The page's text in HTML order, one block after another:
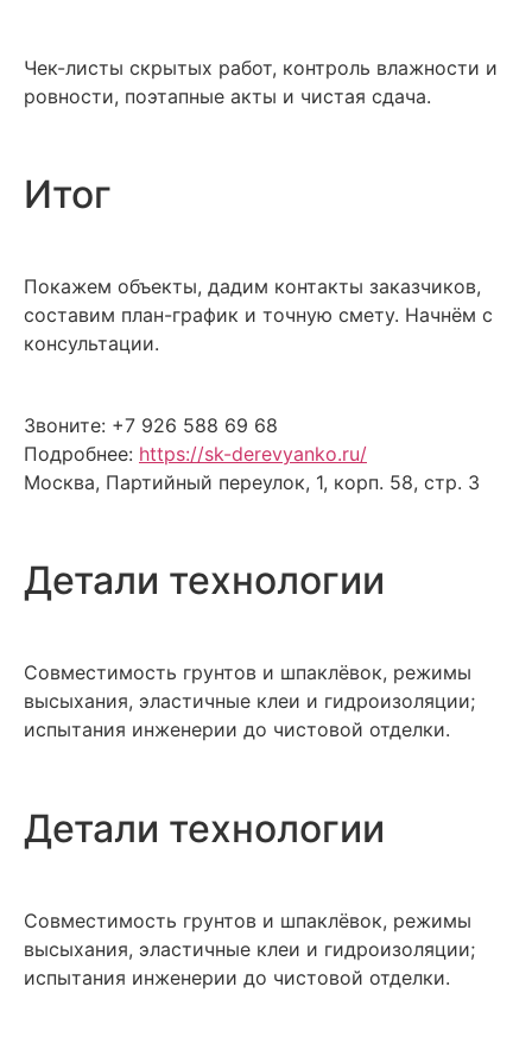
Чек-листы скрытых работ, контроль влажности и
ровности, поэтапные акты и чистая сдача.
Итог
Покажем объекты, дадим контакты заказчиков,
составим план-график и точную смету. Начнём с
консультации.
Звоните: +7 926 588 69 68
Подробнее: https://sk-derevyanko.ru/
Москва, Партийный переулок, 1, корп. 58, стр. 3
Детали технологии
Совместимость грунтов и шпаклёвок, режимы
высыхания, эластичные клеи и гидроизоляции;
испытания инженерии до чистовой отделки.
Детали технологии
Совместимость грунтов и шпаклёвок, режимы
высыхания, эластичные клеи и гидроизоляции;
испытания инженерии до чистовой отделки.